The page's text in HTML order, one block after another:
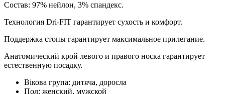
Состав: 97% нейлон, 3% спандекс.
Технология Dri-FIT гарантирует сухость и комфорт.
Поддержка стопы гарантирует максимальное прилегание.
Анатомический крой левого и правого носка гарантирует
естественную посадку.
Вікова група: дитяча, доросла
Пол: женский, мужской